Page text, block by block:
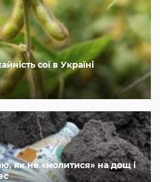
сої в Україні
як не «молитися» на дощ і